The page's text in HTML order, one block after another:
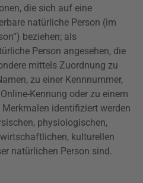
die sich auf eine
natürliche Person (im
beziehen; als
Person angesehen, die
mittels Zuordnung zu
zu einer Kennnummer,
Kennung oder zu einem
identifiziert werden
physiologischen,
kulturellen
natürlichen Person sind.